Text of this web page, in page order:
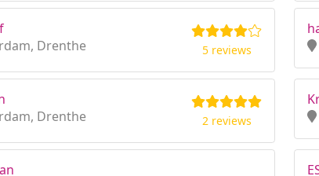
Drenthe
5 reviews
Drenthe
2 reviews